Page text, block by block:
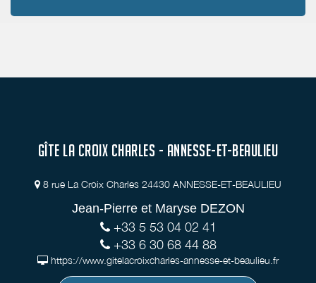
GÎTE LA CROIX CHARLES - ANNESSE-ET-BEAULIEU
8 rue La Croix Charles 24430 ANNESSE-ET-BEAULIEU
Jean-Pierre et Maryse DEZON
+33 5 53 04 02 41
+33 6 30 68 44 88
https://www.gitelacroixcharles-annesse-et-beaulieu.fr